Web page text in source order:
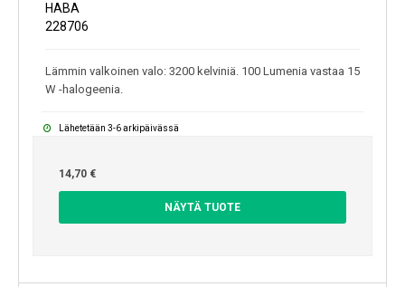
HABA
228706
Lämmin valkoinen valo: 3200 kelviniä. 100 Lumenia vastaa 15
W -halogeenia.
Lähetetään 3-6 arkipäivässä
14,70 €
NÄYTÄ TUOTE